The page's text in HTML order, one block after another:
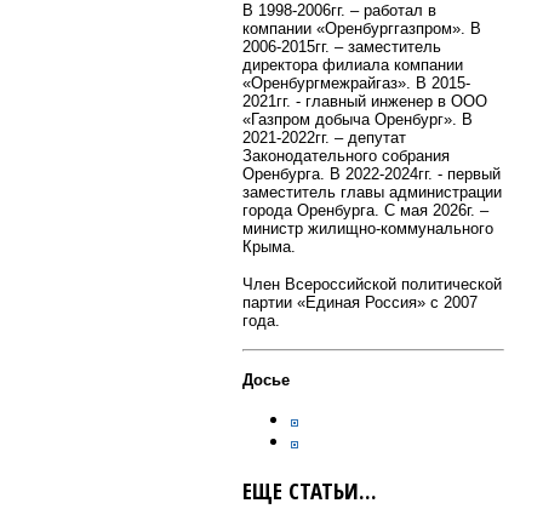
В 1998-2006гг. – работал в
компании «Оренбурггазпром». В
2006-2015гг. – заместитель
директора филиала компании
«Оренбургмежрайгаз». В 2015-
2021гг. - главный инженер в ООО
«Газпром добыча Оренбург». В
2021-2022гг. – депутат
Законодательного собрания
Оренбурга. В 2022-2024гг. - первый
заместитель главы администрации
города Оренбурга. С мая 2026г. –
министр жилищно-коммунального
Крыма.
Член Всероссийской политической
партии «Единая Россия» с 2007
года.
Досье
ЕЩЕ СТАТЬИ...